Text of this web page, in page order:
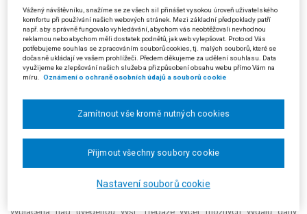
dohodnutou odměnu za převod předmětu leasingu (osobního
automobilu) z této společnosti na sebe, není daňově uznatelným
výdajem ve smyslu ustanovení § 24 zákona o daních z příjmů. Výdajem
způsobilým snížit daňový základ poplatníka může být jen taková
položka, kterou je možno posoudit dle § 24 citovaného zákona.
Ustanovení § 24 odst. 2 písm. h) a odst. 4 citovaného zákona, ve znění
finančního pronájmu s následnou koupí najatého hmotného majetku
(leasing) může být daňovým výdajem v různých případech vždy pouze
nájemné, tj. částka, kterou poplatník hradí leasingové společnosti. Po
stěžovatele, nově uznat i tu část nájemného, kterou postupitel uhradil,
avšak kterou si nemohl dle pravidel odepisování uplatnit do doby
postoupení smlouvy jako svůj výdaj (při leasingu automobilu tedy část
vyplacena nad uvedenou výši. Třebaže výčet možných výdajů daný
Vážený návštěvníku, snažíme se ze všech sil přinášet vysokou úroveň uživatelského
komfortu při používání našich webových stránek. Mezi základní předpoklady patří
např. aby správně fungovalo vyhledávání, abychom vás neobtěžovali nevhodnou
reklamou nebo abychom měli dostatek podnětů, jak web vylepšovat. Proto od Vás
potřebujeme souhlas se zpracováním souborů cookies, tj. malých souborů, které se
dočasně ukládají ve vašem prohlížeči. Předem děkujeme za udělení souhlasu. Data
využijeme ke zlepšování našich služeb a přizpůsobení obsahu webu přímo Vám na
míru.
Oznámení o ochraně osobních údajů a souborů cookie
Nastavení souborů cookie
Zamítnout vše kromě nutných cookies
Přijmout všechny soubory cookie